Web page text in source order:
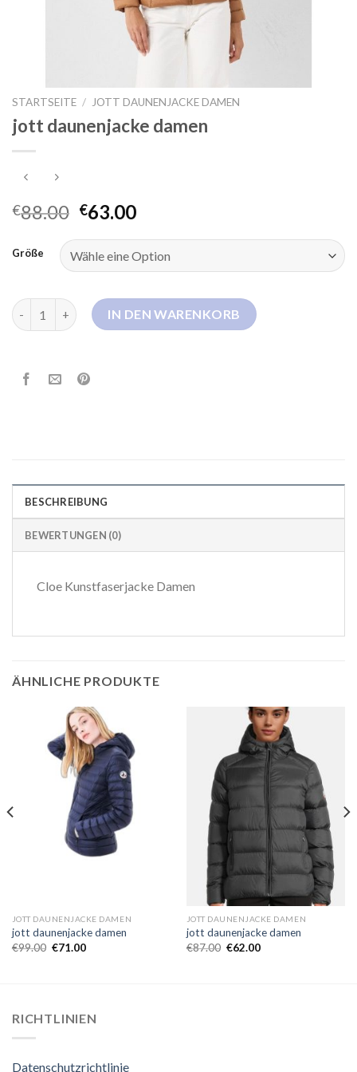
STARTSEITE / JOTT DAUNENJACKE DAMEN
jott daunenjacke damen
€88.00 €63.00
Größe
jott daunenjacke damen Menge
IN DEN WARENKORB
BESCHREIBUNG
BEWERTUNGEN (0)
Cloe Kunstfaserjacke Damen
ÄHNLICHE PRODUKTE
JOTT DAUNENJACKE DAMEN
jott daunenjacke damen
€99.00 €71.00
JOTT DAUNENJACKE DAMEN
jott daunenjacke damen
€87.00 €62.00
RICHTLINIEN
Datenschutzrichtlinie